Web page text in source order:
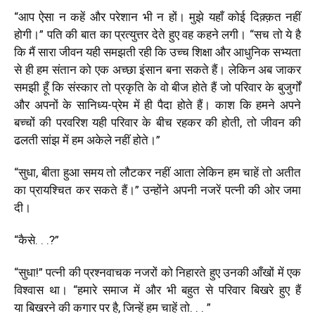
“आप ऐसा न कहें और परेशान भी न हों। मुझे यहाँ कोई दिक़्क़त नहीं
होगी।” पति की बात का प्रत्युत्तर देते हुए वह कहने लगी। “सच तो ये है
कि मैं सारा जीवन यही समझती रही कि उच्च शिक्षा और आधुनिक सभ्यता
से ही हम संतान को एक अच्छा इंसान बना सकते हैं। लेकिन अब जाकर
समझी हूँ कि संस्कार तो प्रकृति के वो बीज होते हैं जो परिवार के बुजुर्गों
और अपनों के सानिध्य-प्रेम में ही पैदा होते हैं। काश कि हमने अपने
बच्चों की परवरिश यही परिवार के बीच रहकर की होती, तो जीवन की
ढलती सांझ में हम अकेले नहीं होते।”
“सुधा, बीता हुआ समय तो लौटकर नहीं आता लेकिन हम चाहें तो अतीत
का प्रायश्चित कर सकते हैं।” उन्होंने अपनी नजरें पत्नी की ओर जमा
दी।
“कैसे. . .?”
“सुधा!” पत्नी की प्रश्नवाचक नजरों को निहारते हुए उनकी आँखों में एक
विश्वास था। “हमारे समाज में और भी बहुत से परिवार बिखरे हुए हैं
या बिखरने की कगार पर है, जिन्हें हम चाहें तो. . . ”